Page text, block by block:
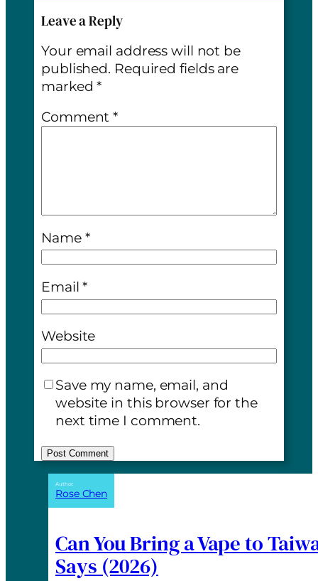
Author:
Rose Chen
Can You Bring a Vape to
Says (2026)
Leave a Reply
Your email address will not be
published. Required fields are
marked*
Comment*
Name *
Email*
Website
Save my name, email, and
website in this browser for the
next time I comment.